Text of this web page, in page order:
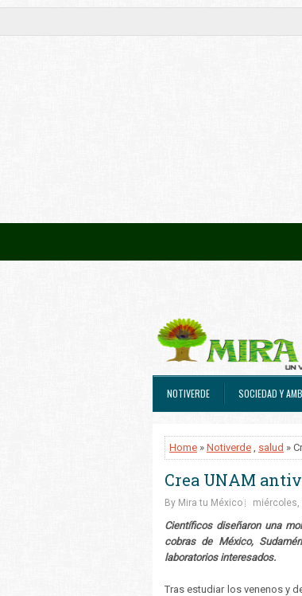
NOTIVERDE SOCIEDAD Y
Home » Notiverde , salud »
Crea UNAM
By Mira tu México miércoles,
Científicos diseñaron una
cobras de México,
laboratorios interesados.
Tras estudiar los venenos y